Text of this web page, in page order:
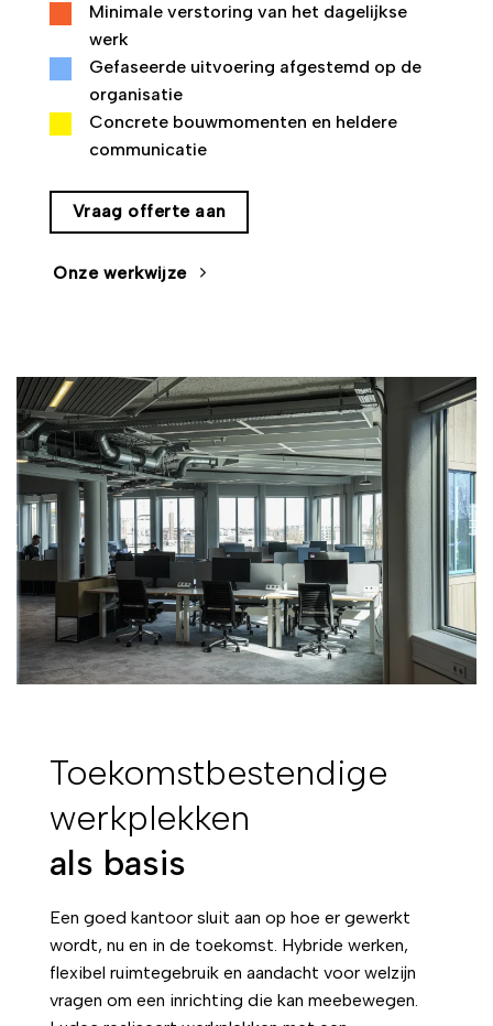
Minimale verstoring van het dagelijkse
werk
Gefaseerde uitvoering afgestemd op de
organisatie
Concrete bouwmomenten en heldere
communicatie
Vraag offerte aan
Onze werkwijze
Toekomstbestendige
werkplekken
als basis
Een goed kantoor sluit aan op hoe er gewerkt
wordt, nu en in de toekomst. Hybride werken,
flexibel ruimtegebruik en aandacht voor welzijn
vragen om een inrichting die kan meebewegen.